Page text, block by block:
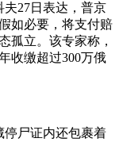
夫27日表达，普京
如必要，将支付赔
孤立。该专家称，
收缴超过300万俄
停尸证内还包裹着